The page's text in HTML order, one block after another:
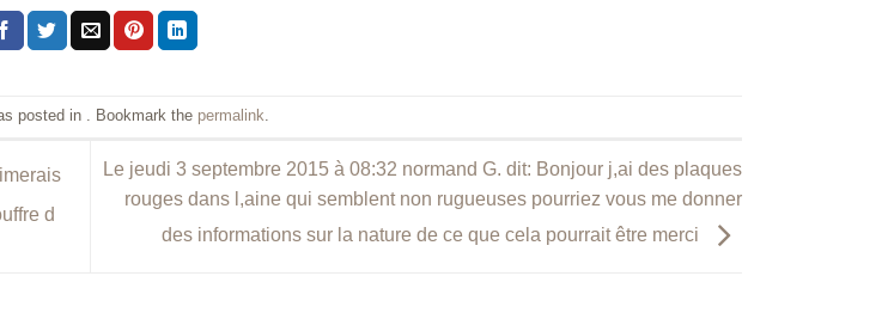
posted in . Bookmark the permalink
d
Le jeudi 3 septembre 2015 à 08:32 normand G. dit: Bonjour j,ai des plaques
rouges dans l,aine qui semblent non rugueuses pourriez vous me donner
des informations sur la nature de ce que cela pourrait être merci